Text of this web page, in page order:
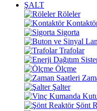
ŞALT
Röleler
Sigorta
Trafolar
Ölçme
Şalter
Şönt